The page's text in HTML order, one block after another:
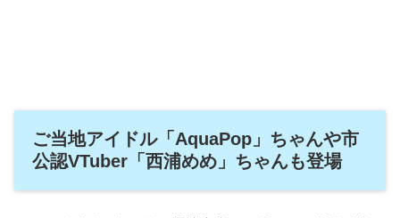
ご当地アイドル「AquaPop」ちゃんや市
公認VTuber「西浦めめ」ちゃんも登場